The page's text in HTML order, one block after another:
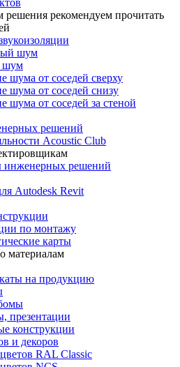
рекомендуем прочитать
шум
шум
шума от соседей сверху
шума от соседей снизу
шума от соседей за стеной
решений
Acoustic Club
инженерных решений
Autodesk Revit
по монтажу
карты
материалам
на продукцию
презентации
конструкции
и декоров
RAL Сlassic